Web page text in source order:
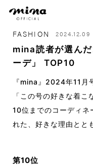
FASHION 2024.12.09
mina読者が選ん
ーデ」 TOP10
『mina』2024年11月
「この号の好きな着
10位までのコーディネ
れた、好きな理由とと
第10位